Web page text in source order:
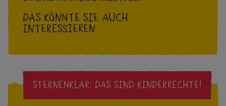
Das könnte Sie auch
interessieren
STERNENKLAR: DAS SIND KINDERRECHTE!